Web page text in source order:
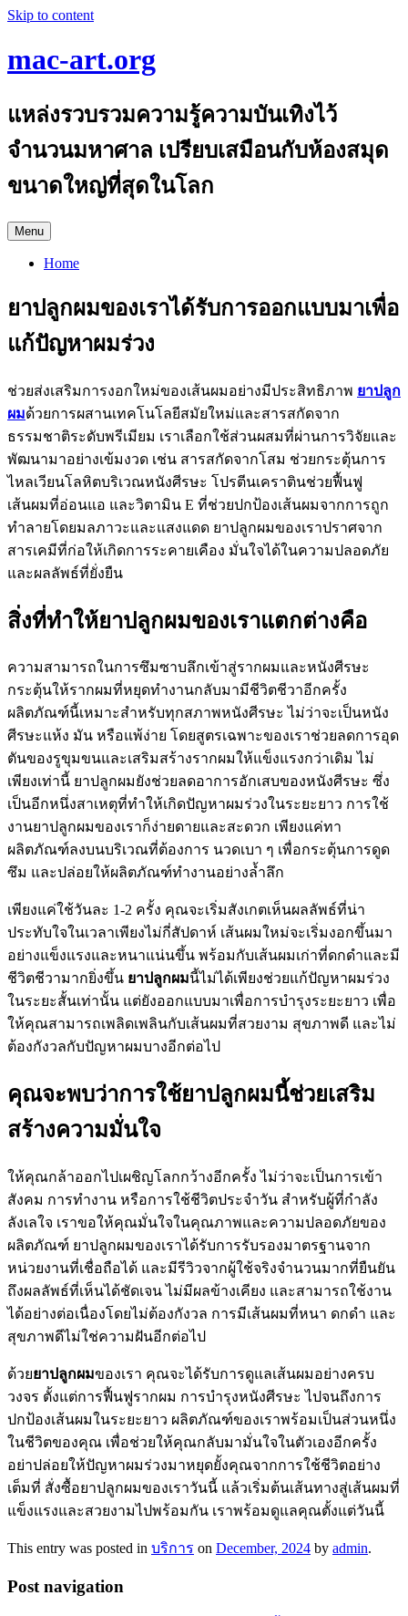
Skip to content
mac-art.org
แหล่งรวบรวมความรู้ความบันเทิงไว้
จำนวนมหาศาล เปรียบเสมือนกับห้องสมุด
ขนาดใหญ่ที่สุดในโลก
Menu
Home
ยาปลูกผมของเราได้รับการออกแบบมาเพื่อ
แก้ปัญหาผมร่วง
ช่วยส่งเสริมการงอกใหม่ของเส้นผมอย่างมีประสิทธิภาพ ยาปลูก
ผมด้วยการผสานเทคโนโลยีสมัยใหม่และสารสกัดจาก
ธรรมชาติระดับพรีเมียม เราเลือกใช้ส่วนผสมที่ผ่านการวิจัยและ
พัฒนามาอย่างเข้มงวด เช่น สารสกัดจากโสม ช่วยกระตุ้นการ
ไหลเวียนโลหิตบริเวณหนังศีรษะ โปรตีนเคราตินช่วยฟื้นฟู
เส้นผมที่อ่อนแอ และวิตามิน E ที่ช่วยปกป้องเส้นผมจากการถูก
ทำลายโดยมลภาวะและแสงแดด ยาปลูกผมของเราปราศจาก
สารเคมีที่ก่อให้เกิดการระคายเคือง มั่นใจได้ในความปลอดภัย
และผลลัพธ์ที่ยั่งยืน
สิ่งที่ทำให้ยาปลูกผมของเราแตกต่างคือ
ความสามารถในการซึมซาบลึกเข้าสู่รากผมและหนังศีรษะ
กระตุ้นให้รากผมที่หยุดทำงานกลับมามีชีวิตชีวาอีกครั้ง
ผลิตภัณฑ์นี้เหมาะสำหรับทุกสภาพหนังศีรษะ ไม่ว่าจะเป็นหนัง
ศีรษะแห้ง มัน หรือแพ้ง่าย โดยสูตรเฉพาะของเราช่วยลดการอุด
ตันของรูขุมขนและเสริมสร้างรากผมให้แข็งแรงกว่าเดิม ไม่
เพียงเท่านี้ ยาปลูกผมยังช่วยลดอาการอักเสบของหนังศีรษะ ซึ่ง
เป็นอีกหนึ่งสาเหตุที่ทำให้เกิดปัญหาผมร่วงในระยะยาว การใช้
งานยาปลูกผมของเราก็ง่ายดายและสะดวก เพียงแค่ทา
ผลิตภัณฑ์ลงบนบริเวณที่ต้องการ นวดเบา ๆ เพื่อกระตุ้นการดูด
ซึม และปล่อยให้ผลิตภัณฑ์ทำงานอย่างล้ำลึก
เพียงแค่ใช้วันละ 1-2 ครั้ง คุณจะเริ่มสังเกตเห็นผลลัพธ์ที่น่า
ประทับใจในเวลาเพียงไม่กี่สัปดาห์ เส้นผมใหม่จะเริ่มงอกขึ้นมา
อย่างแข็งแรงและหนาแน่นขึ้น พร้อมกับเส้นผมเก่าที่ดกดำและมี
ชีวิตชีวามากยิ่งขึ้น ยาปลูกผมนี้ไม่ได้เพียงช่วยแก้ปัญหาผมร่วง
ในระยะสั้นเท่านั้น แต่ยังออกแบบมาเพื่อการบำรุงระยะยาว เพื่อ
ให้คุณสามารถเพลิดเพลินกับเส้นผมที่สวยงาม สุขภาพดี และไม่
ต้องกังวลกับปัญหาผมบางอีกต่อไป
คุณจะพบว่าการใช้ยาปลูกผมนี้ช่วยเสริม
สร้างความมั่นใจ
ให้คุณกล้าออกไปเผชิญโลกกว้างอีกครั้ง ไม่ว่าจะเป็นการเข้า
สังคม การทำงาน หรือการใช้ชีวิตประจำวัน สำหรับผู้ที่กำลัง
ลังเลใจ เราขอให้คุณมั่นใจในคุณภาพและความปลอดภัยของ
ผลิตภัณฑ์ ยาปลูกผมของเราได้รับการรับรองมาตรฐานจาก
หน่วยงานที่เชื่อถือได้ และมีรีวิวจากผู้ใช้จริงจำนวนมากที่ยืนยัน
ถึงผลลัพธ์ที่เห็นได้ชัดเจน ไม่มีผลข้างเคียง และสามารถใช้งาน
ได้อย่างต่อเนื่องโดยไม่ต้องกังวล การมีเส้นผมที่หนา ดกดำ และ
สุขภาพดีไม่ใช่ความฝันอีกต่อไป
ด้วยยาปลูกผมของเรา คุณจะได้รับการดูแลเส้นผมอย่างครบ
วงจร ตั้งแต่การฟื้นฟูรากผม การบำรุงหนังศีรษะ ไปจนถึงการ
ปกป้องเส้นผมในระยะยาว ผลิตภัณฑ์ของเราพร้อมเป็นส่วนหนึ่ง
ในชีวิตของคุณ เพื่อช่วยให้คุณกลับมามั่นใจในตัวเองอีกครั้ง
อย่าปล่อยให้ปัญหาผมร่วงมาหยุดยั้งคุณจากการใช้ชีวิตอย่าง
เต็มที่ สั่งซื้อยาปลูกผมของเราวันนี้ แล้วเริ่มต้นเส้นทางสู่เส้นผมที่
แข็งแรงและสวยงามไปพร้อมกัน เราพร้อมดูแลคุณตั้งแต่วันนี้
This entry was posted in บริการ on December, 2024 by admin.
Post navigation